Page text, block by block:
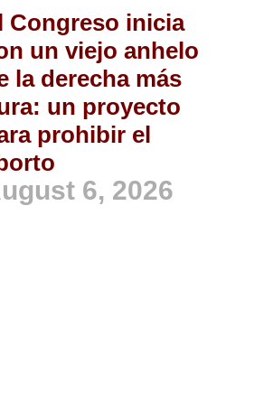
Congreso inicia
un viejo anhelo
la derecha más
un proyecto
prohibir el
6, 2026